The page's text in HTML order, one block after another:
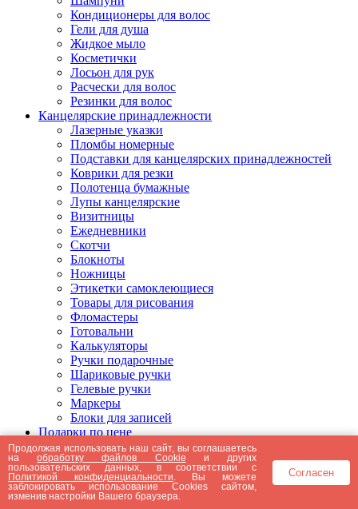
Кондиционеры для волос
Гели для душа
Жидкое мыло
Косметички
Лосьон для рук
Расчески для волос
Резинки для волос
Канцелярские принадлежности
Лазерные указки
Пломбы номерные
Подставки для канцелярских принадлежностей
Коврики для резки
Полотенца бумажные
Лупы канцелярские
Визитницы
Ежедневники
Скотчи
Блокноты
Ножницы
Этикетки самоклеющиеся
Товары для рисования
Фломастеры
Готовальни
Калькуляторы
Ручки подарочные
Шариковые ручки
Гелевые ручки
Маркеры
Блоки для записей
Подарки по цене
Подарки от 5000 рублей
Подарки до 5000 рублей
Подарки до 3000 рублей
Подарки до 2000 рублей
Подарки до 1000 рублей
Продолжая использовать наш сайт, вы соглашаетесь
наобработку файлов Cookie и других
пользовательских данных, в соответствии с
Политикой конфиденциальности . Вы можете
заблокировать использование Cookies сайтом,
изменив настройки Вашего браузера.
Согласен